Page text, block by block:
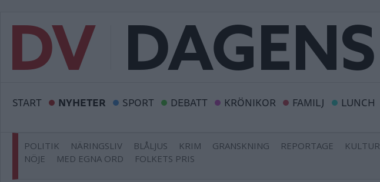
START NYHETER SPORT DEBATT KRÖNIKOR FAMILJ LUNCH
POLITIK NÄRINGSLIV BLÅLJUS KRIM GRANSKNING REPORTAGE
KULTUR
NÖJE
MED EGNA ORD FOLKETS PRIS